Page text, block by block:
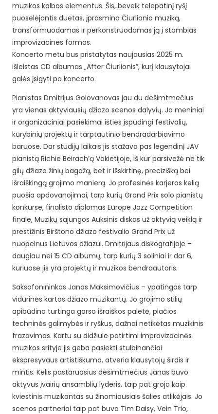
muzikos kalbos elementus. Šis, beveik telepatinį ryšį
puoselėjantis duetas, įprasmina Čiurlionio muziką,
transformuodamas ir perkonstruodamas ją į stambias
improvizacines formas.
Koncerto metu bus pristatytas naujausias 2025 m.
išleistas CD albumas „After Čiurlionis”, kurį klausytojai
galės įsigyti po koncerto.
Pianistas Dmitrijus Golovanovas jau du dešimtmečius
yra vienas aktyviausių džiazo scenos dalyvių. Jo meniniai
ir organizaciniai pasiekimai išties įspūdingi festivalių,
kūrybinių projektų ir tarptautinio bendradarbiavimo
baruose. Dar studijų laikais jis stažavo pas legendinį JAV
pianistą Richie Beirach’ą Vokietijoje, iš kur parsivežė ne tik
gilų džiazo žinių bagažą, bet ir išskirtinę, precizišką bei
išraiškingą grojimo manierą. Jo profesinės karjeros kelią
puošia apdovanojimai, tarp kurių Grand Prix solo pianistų
konkurse, finalisto diplomas Europe Jazz Competition
finale, Muzikų sąjungos Auksinis diskas už aktyvią veiklą ir
prestižinis Birštono džiazo festivalio Grand Prix už
nuopelnus Lietuvos džiazui. Dmitrijaus diskografijoje –
daugiau nei 15 CD albumų, tarp kurių 3 soliniai ir dar 6,
kuriuose jis yra projektų ir muzikos bendraautoris.
Saksofonininkas Janas Maksimovičius – ypatingas tarp
vidurinės kartos džiazo muzikantų. Jo grojimo stilių
apibūdina turtinga garso išraiškos paletė, plačios
techninės galimybės ir ryškus, dažnai netikėtas muzikinis
frazavimas. Kartu su didžiule patirtimi improvizacinės
muzikos srityje jis geba pasiekti stulbinančiai
ekspresyvaus artistiškumo, atveria klausytojų širdis ir
mintis. Kelis pastaruosius dešimtmečius Janas buvo
aktyvus įvairių ansamblių lyderis, taip pat grojo kaip
kviestinis muzikantas su žinomiausiais šalies atlikėjais. Jo
scenos partneriai taip pat buvo Tim Daisy, Vein Trio,